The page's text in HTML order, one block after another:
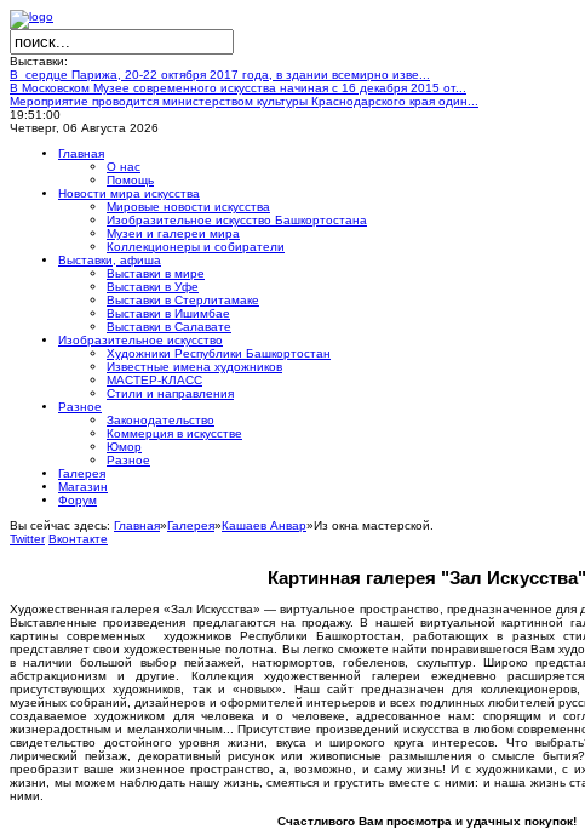
Выставки:
В сердце Парижа, 20-22 октября 2017 года, в здании всемирно изве...
В Московском Музее современного искусства начиная с 16 декабря 2015 от...
Мероприятие проводится министерством культуры Краснодарского края один...
19:51:00
Четверг, 06 Августа 2026
Главная
О нас
Помощь
Новости мира искусства
Мировые новости искусства
Изобразительное искусство Башкортостана
Музеи и галереи мира
Коллекционеры и собиратели
Выставки, афиша
Выставки в мире
Выставки в Уфе
Выставки в Стерлитамаке
Выставки в Ишимбае
Выставки в Салавате
Изобразительное искусство
Художники Республики Башкортостан
Известные имена художников
МАСТЕР-КЛАСС
Стили и направления
Разное
Законодательство
Коммерция в искусстве
Юмор
Разное
Галерея
Магазин
Форум
Вы сейчас здесь: Главная»Галерея»Кашаев Анвар»Из окна мастерской.
Twitter Вконтакте
Картинная галерея "Зал Искусства"
Художественная галерея «Зал Искусства» — виртуальное пространство, предназначенное для
Выставленные произведения предлагаются на продажу. В нашей виртуальной картинной
картины современных художников Республики Башкортостан, работающих в разных
представляет свои художественные полотна. Вы легко сможете найти понравившегося Вам
в наличии большой выбор пейзажей, натюрмортов, гобеленов, скульптур. Широко
абстракционизм и другие. Коллекция художественной галереи ежедневно
присутствующих художников, так и «новых». Наш сайт предназначен для коллекционеров,
музейных собраний, дизайнеров и оформителей интерьеров и всех подлинных любителей
создаваемое художником для человека и о человеке, адресованное нам: спорящим и
жизнерадостным и меланхоличным... Присутствие произведений искусства в любом
свидетельство достойного уровня жизни, вкуса и широкого круга интересов. Что
лирический пейзаж, декоративный рисунок или живописные размышления о смысле
преобразит ваше жизненное пространство, а, возможно, и саму жизнь! И с художниками, с
жизни, мы можем наблюдать нашу жизнь, смеяться и грустить вместе с ними: и наша жизнь
ними.
Счастливого Вам просмотра и удачных покупок!